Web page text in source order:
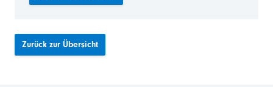
Zurück zur Übersicht